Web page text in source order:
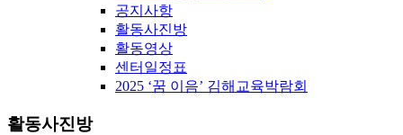
공지사항
활동사진방
활동영상
센터일정표
2025 ‘꿈 이음’ 김해교육박람회
활동사진방